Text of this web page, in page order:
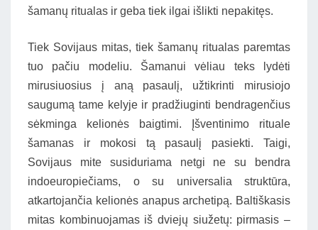
šamanų ritualas ir geba tiek ilgai išlikti nepakitęs.
Tiek Sovijaus mitas, tiek šamanų ritualas paremtas
tuo pačiu modeliu. Šamanui vėliau teks lydėti
mirusiuosius į aną pasaulį, užtikrinti mirusiojo
saugumą tame kelyje ir pradžiuginti bendragenčius
sėkminga kelionės baigtimi. Įšventinimo rituale
šamanas ir mokosi tą pasaulį pasiekti. Taigi,
Sovijaus mite susiduriama netgi ne su bendra
indoeuropiečiams, o su universalia struktūra,
atkartojančia kelionės anapus archetipą. Baltiškasis
mitas kombinuojamas iš dviejų siužetų: pirmasis –